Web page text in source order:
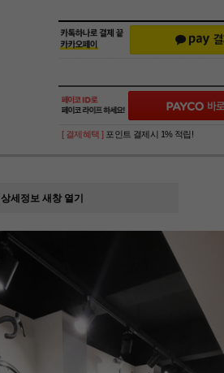
[ 결제혜택 ] 포인트 결제시 1% 적립!
상세정보 새창 열기